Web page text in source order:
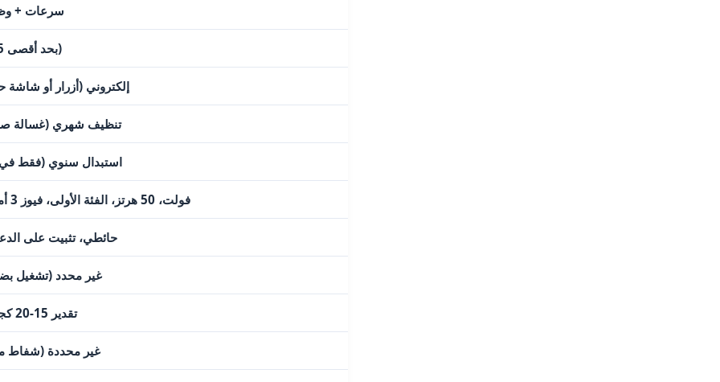
3 سرعات +
LED (بحد أقصى 1.5 واط)
إلكتروني (أزرار أو
تنظيف شهري (غسالة
استبدال سنوي (فقط في
220-240 فولت، 50 هرتز، الفئة الأولى، فيوز 3 أمبير
حائطي، تثبيت على
غير محدد (تشغيل
تقدير 15-20 كجم (غير محدد)
غير محددة (شفاط